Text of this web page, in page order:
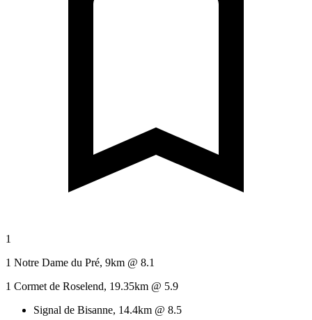
1
1 Notre Dame du Pré, 9km @ 8.1
1 Cormet de Roselend, 19.35km @ 5.9
Signal de Bisanne, 14.4km @ 8.5